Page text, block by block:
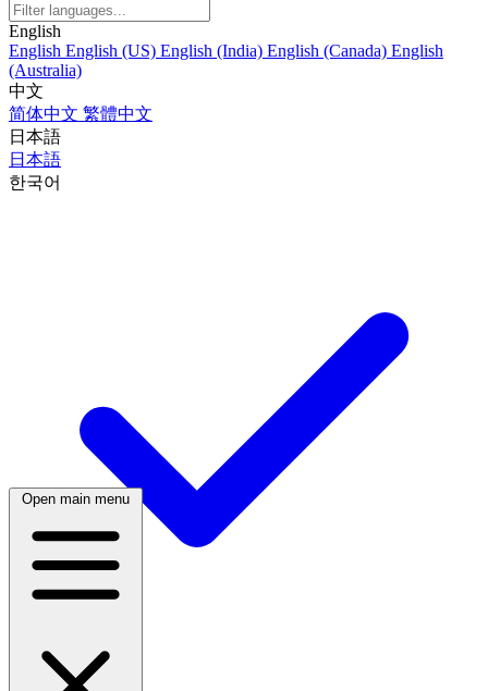
English
English English (US) English (India) English (Canada) English
(Australia)
中文
简体中文 繁體中文
日本語
日本語
한국어
한국어
Open main menu